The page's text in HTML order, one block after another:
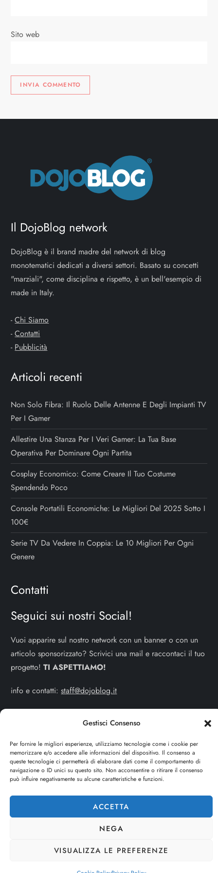
Gestisci Consenso
Per fornire le migliori esperienze, utilizziamo tecnologie come i cookie per
memorizzare e/o accedere alle informazioni del dispositivo. Il consenso a
queste tecnologie ci permetterà di elaborare dati come il comportamento di
navigazione o ID unici su questo sito. Non acconsentire o ritirare il consenso
può influire negativamente su alcune caratteristiche e funzioni.
ACCETTA
NEGA
VISUALIZZA LE PREFERENZE
l
Sito web
Il DojoBlog network
DojoBlog è il brand madre del network di blog
monotematici dedicati a diversi settori. Basato su concetti
"marziali", come disciplina e rispetto, è un bell'esempio di
made in Italy.
-Chi Siamo
-Contatti
- Pubblicità
Articoli recenti
Non Solo Fibra: Il Ruolo Delle Antenne E Degli Impianti TV
Per I Gamer
Allestire Una Stanza Per I Veri Gamer: La Tua Base
Operativa Per Dominare Ogni Partita
Cosplay Economico: Come Creare Il Tuo Costume
Spendendo Poco
Console Portatili Economiche: Le Migliori Del 2025 Sotto I
100€
Serie TV Da Vedere In Coppia: Le 10 Migliori Per Ogni
Genere
Contatti
Seguici sui nostri Social!
Vuoi apparire sul nostro network con un banner o con un
articolo sponsorizzato? Scrivici una mail e raccontaci il tuo
progetto!TI ASPETTIAMO!
info e contatti:staff@dojoblog.it
dojoblog.it di proprietà della ReadMore ADV
legale in Via delle Sirene 34 - Roma - P.iva:
IT13402731007
Cerca
CERCA